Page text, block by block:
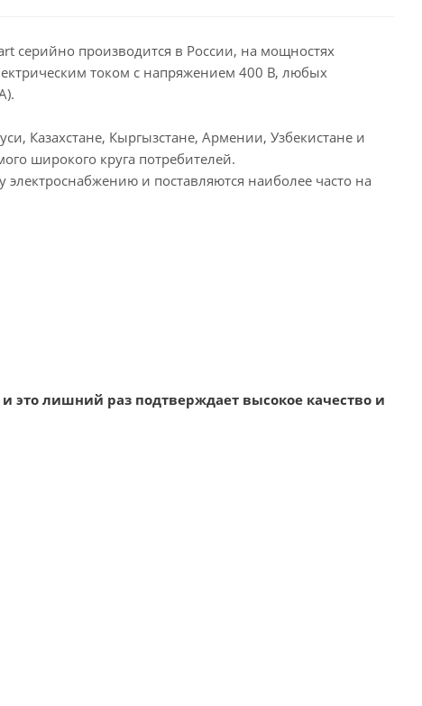
серийно производится в России, на мощностях
током с напряжением 400 В, любых
Казахстане, Кыргызстане, Армении, Узбекистане и
широкого круга потребителей.
и поставляются наиболее часто на
это лишний раз подтверждает высокое качество и